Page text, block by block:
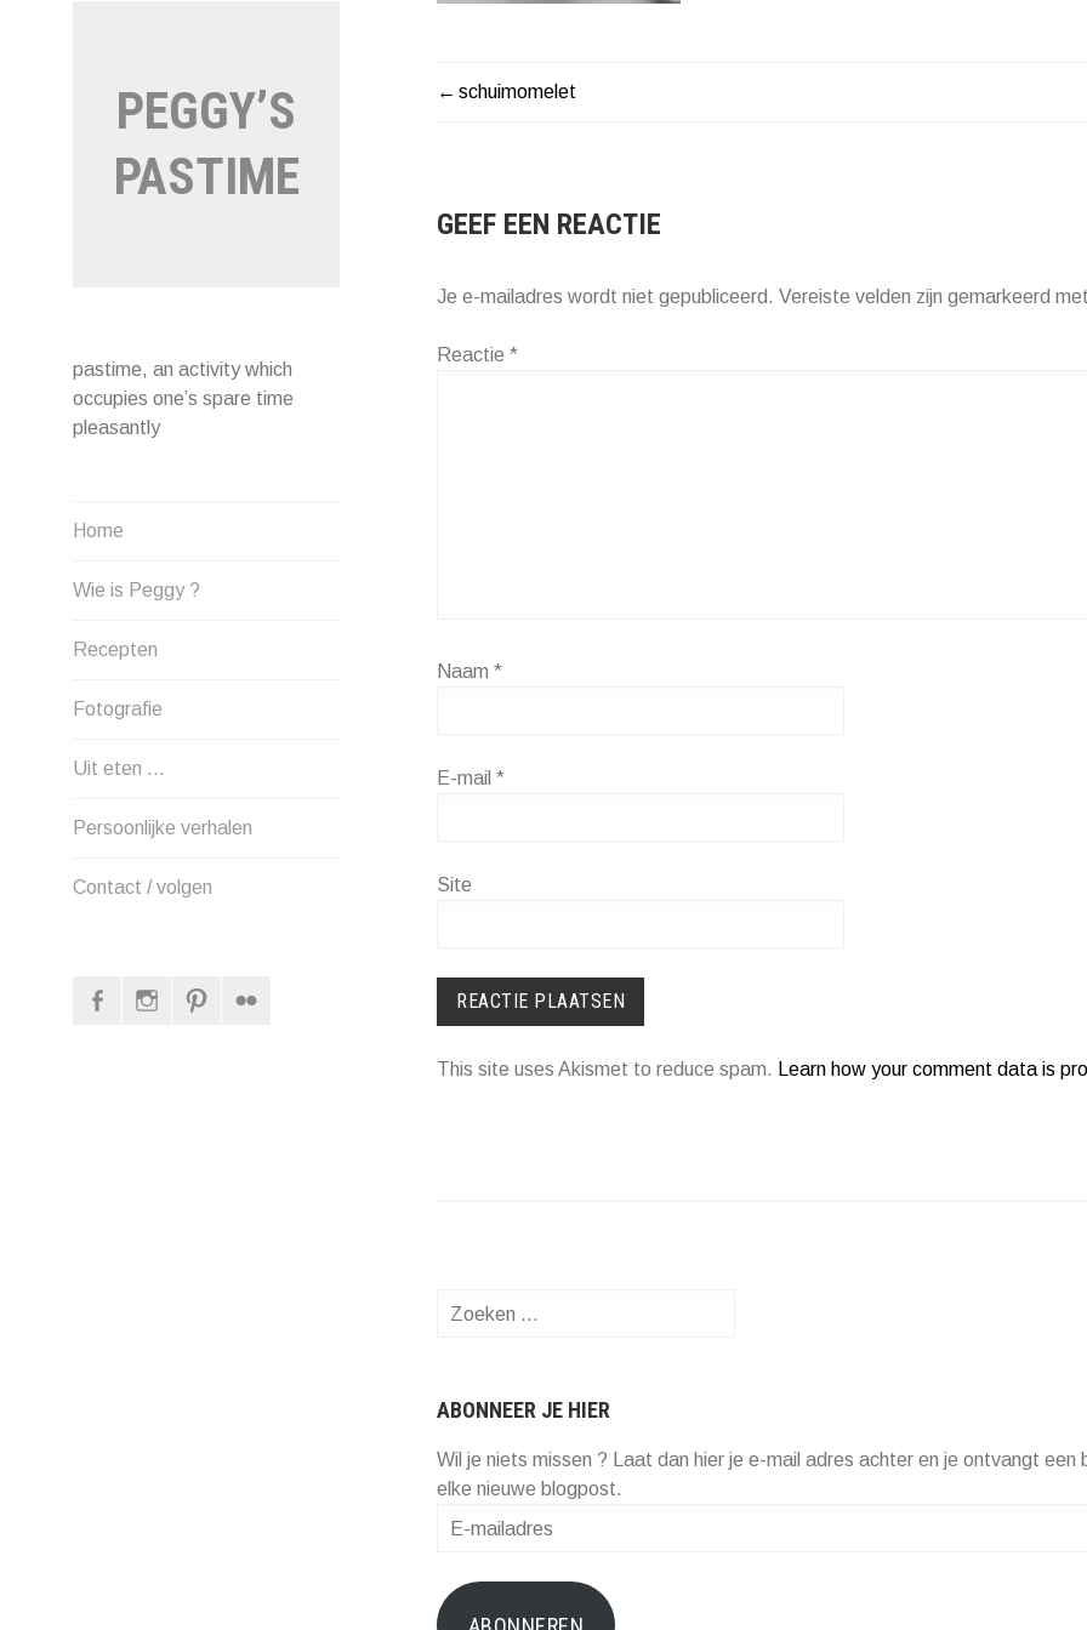
PEGGY’S
PASTIME
pastime, an activity which
occupies one’s spare time
pleasantly
Home
Wie is Peggy ?
Recepten
Fotografie
Uit eten …
Persoonlijke verhalen
Contact / volgen
FacebookInstagram
BERICHT
schuimomelet
GEEF EEN REACTIE
Je e-mailadres wordt niet gepubliceerd. Vereiste velden zijn gemarkeerd
Reactie *
Naam *
E-mail *
Site
This site uses Akismet to reduce spam. Learn how your comment data is
Zoeken
ABONNEER JE HIER
Wil je niets missen ? Laat dan hier je e-mail adres achter en je ontvangt een
elke nieuwe blogpost.
E-